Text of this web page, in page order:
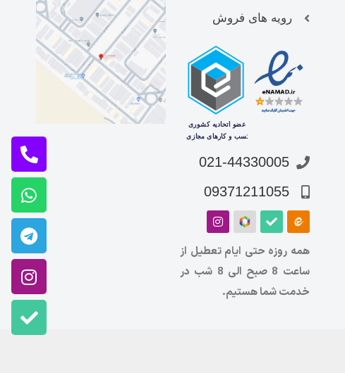
رویه های فروش
021-44330005
09371211055
همه روزه حتی ایام تعطیل از
ساعت 8 صبح الی 8 شب در
خدمت شما هستیم.